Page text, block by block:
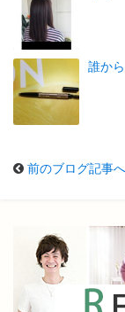
誰か
前のブログ記事へ